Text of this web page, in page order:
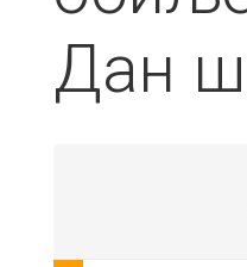
Дан